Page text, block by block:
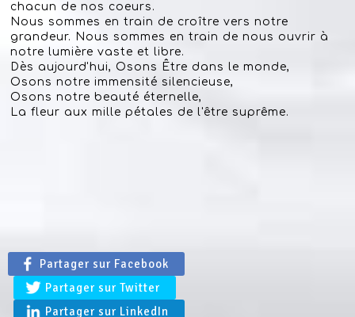
chacun de nos coeurs.
Nous sommes en train de croître vers notre
grandeur. Nous sommes en train de nous ouvrir à
notre lumière vaste et libre.
Dès aujourd'hui, Osons Être dans le monde,
Osons notre immensité silencieuse,
Osons notre beauté éternelle,
La fleur aux mille pétales de l'être suprême.
Partager sur Facebook
Partager sur Twitter
Partager sur LinkedIn